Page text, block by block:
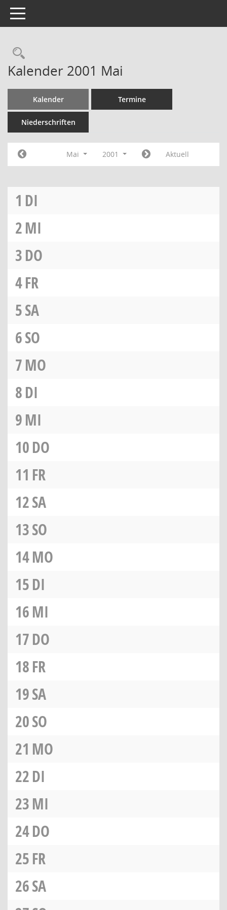
Toggle navigation
Rechercheauswahl
Kalender 2001 Mai
Kalender Termine
Niederschriften
Mai 2001 Aktuell
1 DI
2MI
3DO
4FR
5SA
6SO
7MO
8DI
9MI
10DO
11 FR
12SA
13SO
14MO
15DI
16MI
17DO
18FR
19SA
20SO
21 MO
22DI
23MI
24DO
25FR
26SA